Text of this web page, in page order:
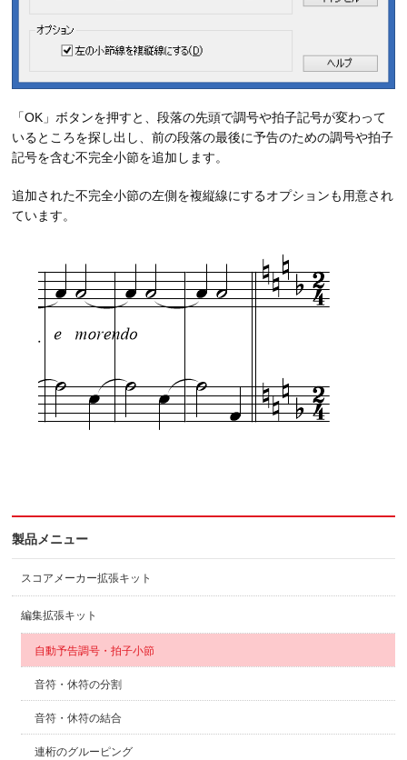
「OK」ボタンを押すと、段落の先頭で調号や拍子記号が変わって
いるところを探し出し、前の段落の最後に予告のための調号や拍子
記号を含む不完全小節を追加します。
追加された不完全小節の左側を複縦線にするオプションも用意され
ています。
製品メニュー
スコアメーカー拡張キット
編集拡張キット
自動予告調号・拍子小節
音符・休符の分割
音符・休符の結合
連桁のグルーピング